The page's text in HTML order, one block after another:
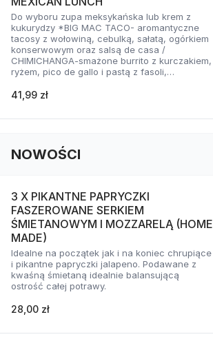
Do wyboru zupa meksykańska lub krem z
kukurydzy *BIG MAC TACO- aromantyczne
tacosy z wołowiną, cebulką, sałatą, ogórkiem
konserwowym oraz salsą de casa /
CHIMICHANGA-smażone burrito z kurczakiem,
ryżem, pico de gallo i pastą z fasoli,
crema / DIRTY FRIES VEGE-frytki z gorącym
41,99 zł
NOWOŚCI
3 X PIKANTNE PAPRYCZKI
FASZEROWANE SERKIEM
ŚMIETANOWYM I MOZZARELĄ (HOME
MADE)
Idealne na początek jak i na koniec chrupiące
i pikantne papryczki jalapeno. Podawane z
kwaśną śmietaną idealnie balansującą
ostrość całej potrawy.
28,00 zł